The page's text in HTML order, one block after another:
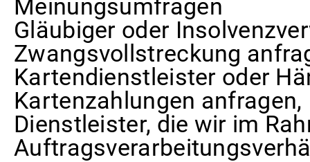
Meinungsumfragen
Gläubiger oder
Zwangsvollstreckung
Kartendienstleister oder
Kartenzahlungen anfragen,
Dienstleister, die wir im